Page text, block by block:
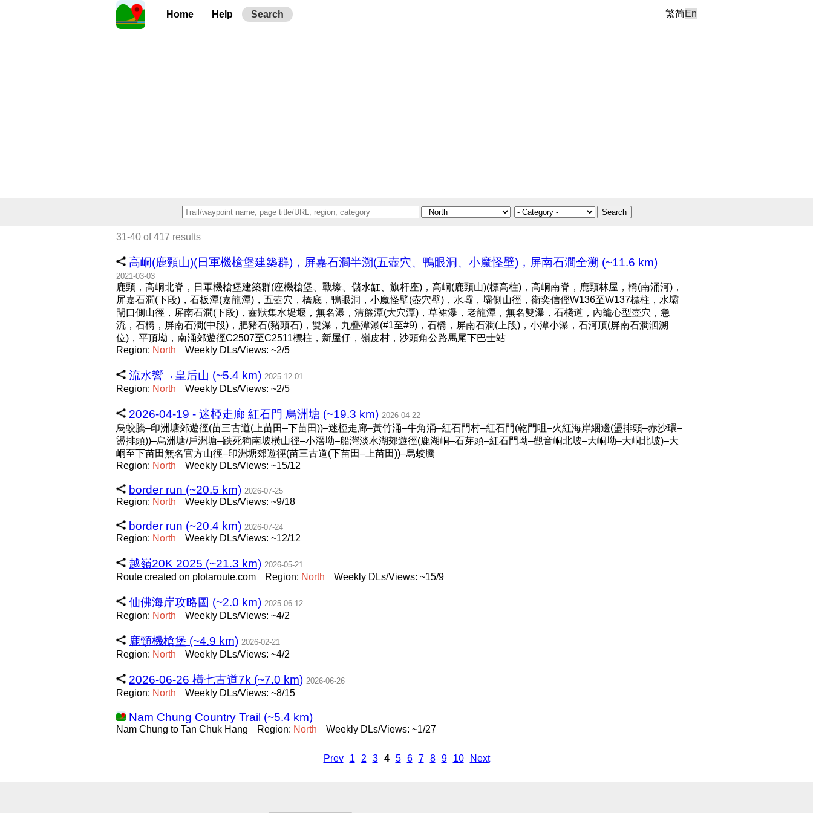
Home Help Search 繁简En
Search
31-40 of 417 results
高峒(鹿頸山)(日軍機槍堡建築群)，屏嘉石澗半溯(五壺穴、鴨眼洞、小魔怪壁)，屏南石澗全溯 (~11.6 km)
2021-03-03
鹿頸，高峒北脊，日軍機槍堡建築群(座機槍堡、戰壕、儲水缸、旗杆座)，高峒(鹿頸山)(標高柱)，高峒南脊，鹿頸林屋，橋(南涌河)，
屏嘉石澗(下段)，石板潭(嘉龍潭)，五壺穴，橋底，鴨眼洞，小魔怪壁(壺穴壁)，水壩，壩側山徑，衛奕信俓W136至W137標柱，水壩
閘口側山徑，屏南石澗(下段)，齒狀集水堤堰，無名瀑，清簾潭(大穴潭)，草裙瀑，老龍潭，無名雙瀑，石棧道，內籠心型壺穴，急
流，石橋，屏南石澗(中段)，肥豬石(豬頭石)，雙瀑，九疊潭瀑(#1至#9)，石橋，屏南石澗(上段)，小潭小瀑，石河頂(屏南石澗洄溯
位)，平頂坳，南涌郊遊徑C2507至C2511標柱，新屋仔，嶺皮村，沙頭角公路馬尾下巴士站
Region: North Weekly DLs/Views: ~2/5
流水響→皇后山 (~5.4 km) 2025-12-01
Region: North Weekly DLs/Views: ~2/5
2026-04-19 - 迷椏走廊 紅石門 烏洲塘 (~19.3 km) 2026-04-22
烏蛟騰–印洲塘郊遊徑(苗三古道(上苗田–下苗田))–迷椏走廊–黃竹涌–牛角涌–紅石門村–紅石門(乾門咀–火紅海岸綑邊(盪排頭–赤沙環–
盪排頭))–烏洲塘/戶洲塘–跌死狗南坡橫山徑–小滘坳–船灣淡水湖郊遊徑(鹿湖峒–石芽頭–紅石門坳–觀音峒北坡–大峒坳–大峒北坡)–大
峒至下苗田無名官方山徑–印洲塘郊遊徑(苗三古道(下苗田–上苗田))–烏蛟騰
Region: North Weekly DLs/Views: ~15/12
border run (~20.5 km) 2026-07-25
Region: North Weekly DLs/Views: ~9/18
border run (~20.4 km) 2026-07-24
Region: North Weekly DLs/Views: ~12/12
越嶺20K 2025 (~21.3 km) 2026-05-21
Route created on plotaroute.com Region: North Weekly DLs/Views: ~15/9
仙佛海岸攻略圖 (~2.0 km) 2025-06-12
Region: North Weekly DLs/Views: ~4/2
鹿頸機槍堡 (~4.9 km) 2026-02-21
Region: North Weekly DLs/Views: ~4/2
2026-06-26 橫七古道7k (~7.0 km) 2026-06-26
Region: North Weekly DLs/Views: ~8/15
Nam Chung Country Trail (~5.4 km)
Nam Chung to Tan Chuk Hang Region: North Weekly DLs/Views: ~1/27
Prev 1 2 3 4 5 6 7 8 9 10 Next